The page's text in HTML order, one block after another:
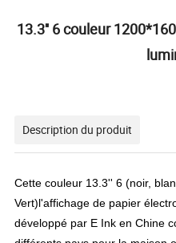
13.3'' 6 couleur
Description du produit
Cette couleur 13.3'' 6 (noir,
Vert)l'affichage de papier
développé par E Ink en Chine